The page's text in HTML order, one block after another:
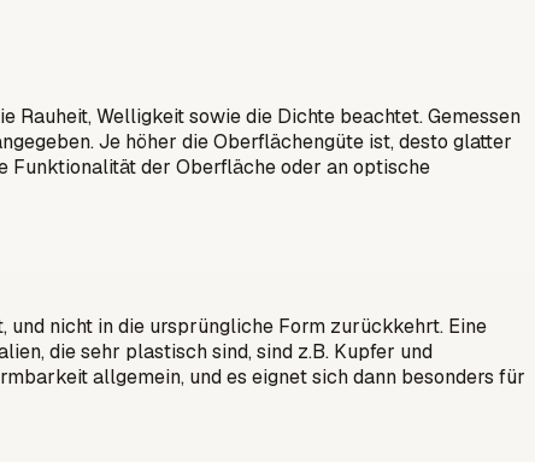
Rauheit, Welligkeit sowie die Dichte beachtet. Gemessen
Je höher die Oberflächengüte ist, desto glatter
Funktionalität der Oberfläche oder an optische
nicht in die ursprüngliche Form zurückkehrt. Eine
die sehr plastisch sind, sind z.B. Kupfer und
allgemein, und es eignet sich dann besonders für